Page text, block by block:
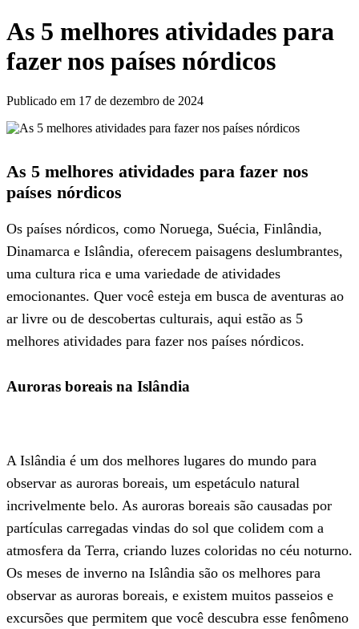
As 5 melhores atividades para
fazer nos países nórdicos
Publicado em 17 de dezembro de 2024
As 5 melhores atividades para fazer nos
países nórdicos
Os países nórdicos, como Noruega, Suécia, Finlândia,
Dinamarca e Islândia, oferecem paisagens deslumbrantes,
uma cultura rica e uma variedade de atividades
emocionantes. Quer você esteja em busca de aventuras ao
ar livre ou de descobertas culturais, aqui estão as 5
melhores atividades para fazer nos países nórdicos.
Auroras boreais na Islândia
A Islândia é um dos melhores lugares do mundo para
observar as auroras boreais, um espetáculo natural
incrivelmente belo. As auroras boreais são causadas por
partículas carregadas vindas do sol que colidem com a
atmosfera da Terra, criando luzes coloridas no céu noturno.
Os meses de inverno na Islândia são os melhores para
observar as auroras boreais, e existem muitos passeios e
excursões que permitem que você descubra esse fenômeno